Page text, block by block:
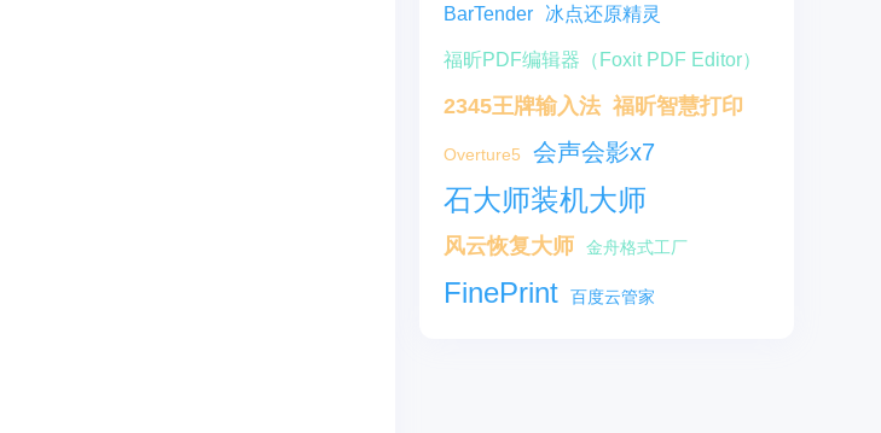
BarTender 冰点还原精灵
福昕PDF编辑器（Foxit PDF Editor）
2345王牌输入法 福昕智慧打印
Overture5 会声会影x7
石大师装机大师
风云恢复大师 金舟格式工厂
FinePrint 百度云管家